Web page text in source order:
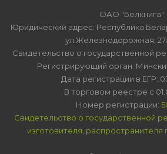
ОАО "Белкнига"
Юридический адрес: Республика
ул.Железнодорожная,
Свидетельство о государственной
Регистрирующий орган:
Дата регистрации в ЕГР:
В торговом реестре с
Номер регистрации:
Свидетельство о государственной
изготовителя, распространителя